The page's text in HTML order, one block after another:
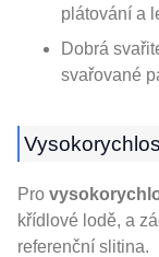
plátování a
Dobrá
svařované
Pro
křídlové lodě, a
referenční slitina.